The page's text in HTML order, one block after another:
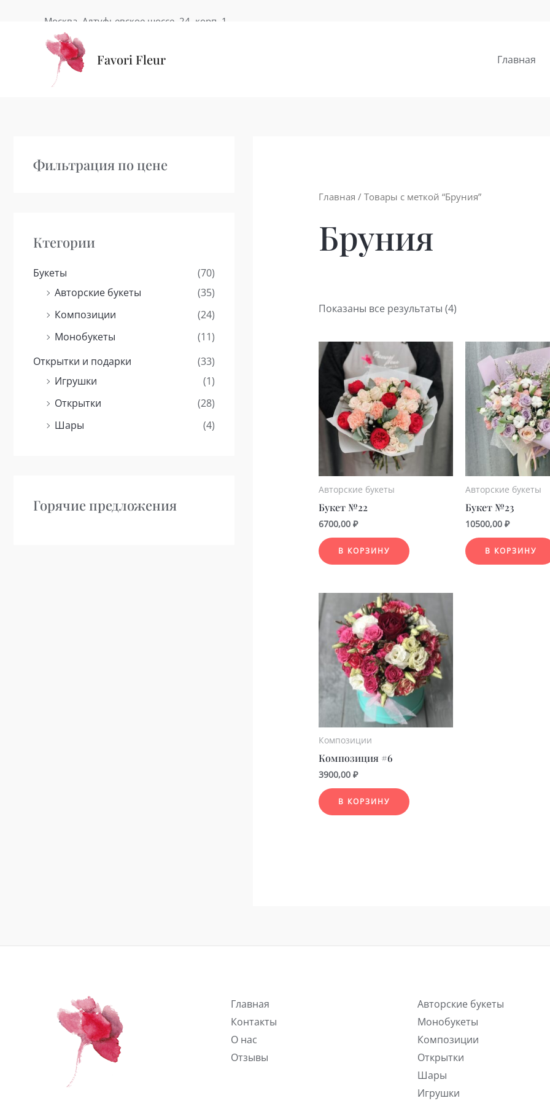
содержимому
Москва, Алтуфьевское шоссе, 24, корп. 1
Favori Fleur Главная
Фильтрация по цене
Ктегории
Букеты
(70)
Авторские букеты
(35)
Композиции
(24)
Монобукеты
(11)
Открытки и подарки
(33)
Игрушки
(1)
Открытки
(28)
Шары
(4)
Горячие предложения
Главная / Товары с меткой “Бруния”
Бруния
Показаны все результаты (4)
Авторские букеты
Букет №22
6700,00 ₽
В КОРЗИНУ
Авторские букеты
Букет №23
10500,00 ₽
В КОРЗИНУ
Композиции
Композиция #6
3900,00 ₽
В КОРЗИНУ
Главная
Контакты
О нас
Отзывы
Авторские букеты
Монобукеты
Композиции
Открытки
Шары
Игрушки